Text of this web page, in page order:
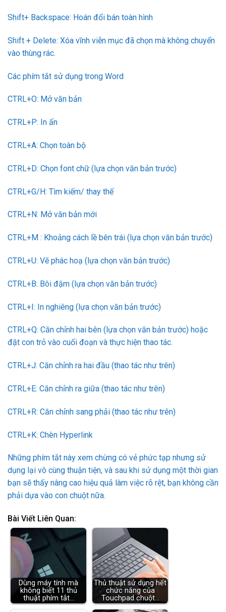
Shift+ Backspace: Hoán đổi bán toàn hình
Shift + Delete: Xóa vĩnh viễn mục đã chọn mà không chuyển
vào thùng rác.
Các phím tắt sử dụng trong Word
CTRL+O: Mở văn bản
CTRL+P: In ấn
CTRL+A: Chọn toàn bộ
CTRL+D: Chọn font chữ (lựa chọn văn bản trước)
CTRL+G/H: Tìm kiếm/ thay thế
CTRL+N: Mở văn bản mới
CTRL+M : Khoảng cách lề bên trái (lựa chọn văn bản trước)
CTRL+U: Vẽ phác hoạ (lựa chọn văn bản trước)
CTRL+B: Bôi đậm (lựa chọn văn bản trước)
CTRL+I: In nghiêng (lựa chọn văn bản trước)
CTRL+Q: Căn chỉnh hai bên (lựa chọn văn bản trước) hoặc
đặt con trỏ vào cuối đoạn và thực hiện thao tác.
CTRL+J: Căn chỉnh ra hai đầu (thao tác như trên)
CTRL+E: Căn chỉnh ra giữa (thao tác như trên)
CTRL+R: Căn chỉnh sang phải (thao tác như trên)
CTRL+K: Chèn Hyperlink
Những phím tắt này xem chừng có vẻ phức tạp nhưng sử
dụng lại vô cùng thuận tiện, và sau khi sử dụng một thời gian
bạn sẽ thấy nâng cao hiệu quả làm việc rõ rệt, bạn không cần
phải dựa vào con chuột nữa.
Bài Viết Liên Quan:
Dùng máy tính mà
không biết 11 thủ
thuật phím tắt…
Thủ thuật sử dụng hết
chức năng của
Touchpad chuột…